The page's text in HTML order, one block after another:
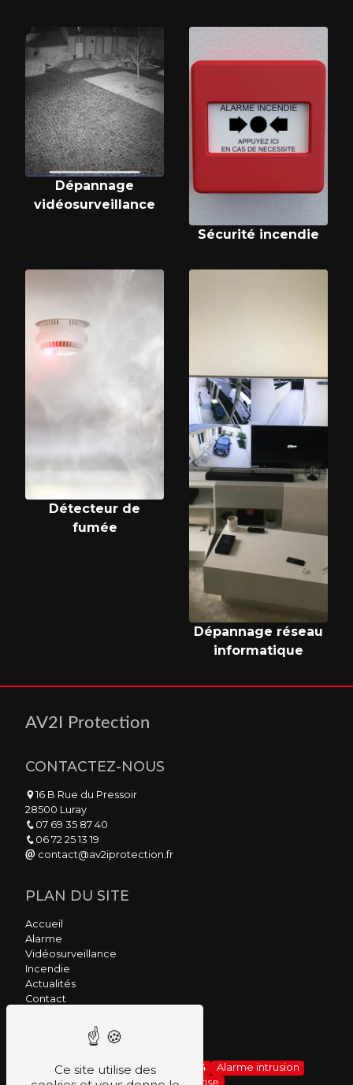
Dépannage
vidéosurveillance
Sécurité incendie
Détecteur de
fumée
Dépannage réseau
informatique
AV2I Protection
CONTACTEZ-NOUS
16 B Rue du Pressoir
28500 Luray
07 69 35 87 40
06 72 25 13 19
contact@av2iprotection.fr
PLAN DU SITE
Accueil
Alarme
Vidéosurveillance
Incendie
Actualités
Contact
NOS PRESTATIONS
Alarme Alarme 7/7 Alarme 24/24
Alarme intrusion
Ce site utilise des